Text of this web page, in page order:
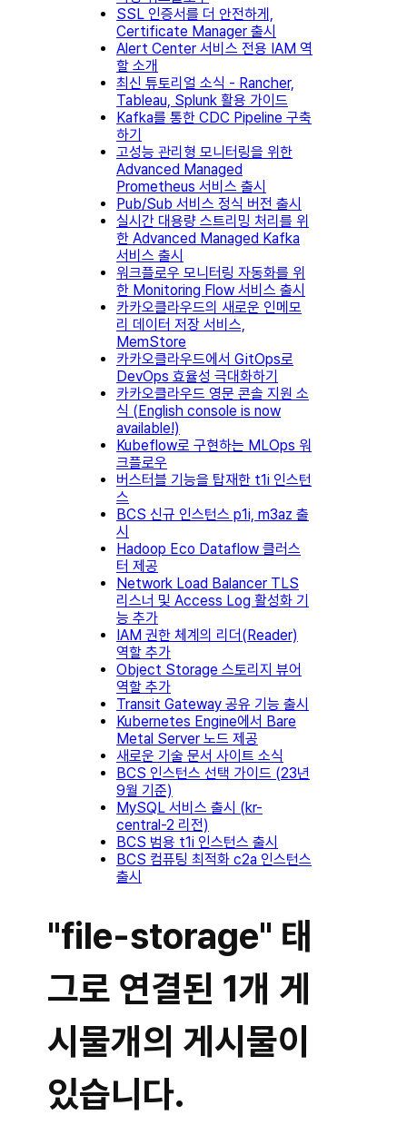
SSL 인증서를 더 안전하게,
Certificate Manager 출시
Alert Center 서비스 전용 IAM 역
할 소개
최신 튜토리얼 소식 - Rancher,
Tableau, Splunk 활용 가이드
Kafka를 통한 CDC Pipeline 구축
하기
고성능 관리형 모니터링을 위한
Advanced Managed
Prometheus 서비스 출시
Pub/Sub 서비스 정식 버전 출시
실시간 대용량 스트리밍 처리를 위
한 Advanced Managed Kafka
서비스 출시
워크플로우 모니터링 자동화를 위
한 Monitoring Flow 서비스 출시
카카오클라우드의 새로운 인메모
리 데이터 저장 서비스,
MemStore
카카오클라우드에서 GitOps로
DevOps 효율성 극대화하기
카카오클라우드 영문 콘솔 지원 소
식 (English console is now
available!)
Kubeflow로 구현하는 MLOps 워
크플로우
버스터블 기능을 탑재한 t1i 인스턴
스
BCS 신규 인스턴스 p1i, m3az 출
시
Hadoop Eco Dataflow 클러스
터 제공
Network Load Balancer TLS
리스너 및 Access Log 활성화 기
능 추가
IAM 권한 체계의 리더(Reader)
역할 추가
Object Storage 스토리지 뷰어
역할 추가
Transit Gateway 공유 기능 출시
Kubernetes Engine에서 Bare
Metal Server 노드 제공
새로운 기술 문서 사이트 소식
BCS 인스턴스 선택 가이드 (23년
9월 기준)
MySQL 서비스 출시 (kr-
central-2 리전)
BCS 범용 t1i 인스턴스 출시
BCS 컴퓨팅 최적화 c2a 인스턴스
출시
"file-storage" 태
그로 연결된 1개 게
시물개의 게시물이
있습니다.